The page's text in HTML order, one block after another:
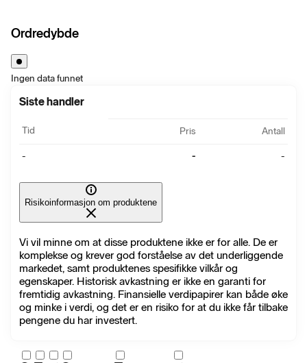
Ordredybde
Ingen data funnet
Siste handler
Tid Pris Antall
- - -
Risikoinformasjon om produktene
Vi vil minne om at disse produktene ikke er for alle. De er
komplekse og krever god forståelse av det underliggende
markedet, samt produktenes spesifikke vilkår og
egenskaper. Historisk avkastning er ikke en garanti for
fremtidig avkastning. Finansielle verdipapirer kan både øke
og minke i verdi, og det er en risiko for at du ikke får tilbake
pengene du har investert.